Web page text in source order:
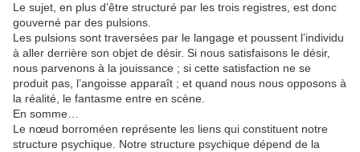
Le sujet, en plus d’être structuré par les trois registres, est donc
gouverné par des pulsions.
Les pulsions sont traversées par le langage et poussent l’individu
à aller derrière son objet de désir. Si nous satisfaisons le désir,
nous parvenons à la jouissance ; si cette satisfaction ne se
produit pas, l’angoisse apparaît ; et quand nous nous opposons à
la réalité, le fantasme entre en scène.
En somme…
Le nœud borroméen représente les liens qui constituent notre
structure psychique. Notre structure psychique dépend de la